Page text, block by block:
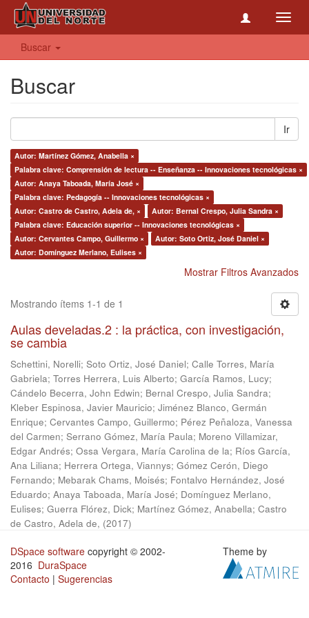
Buscar
Buscar
Ir
Autor: Martínez Gómez, Anabella ×
Palabra clave: Comprensión de lectura -- Enseñanza -- Innovaciones tecnológicas ×
Autor: Anaya Taboada, María José ×
Palabra clave: Pedagogía -- Innovaciones tecnológicas ×
Autor: Castro de Castro, Adela de, ×
Autor: Bernal Crespo, Julia Sandra ×
Palabra clave: Educación superior -- Innovaciones tecnológicas ×
Autor: Cervantes Campo, Guillermo ×
Autor: Soto Ortiz, José Daniel ×
Autor: Domínguez Merlano, Eulises ×
Mostrar Filtros Avanzados
Mostrando ítems 1-1 de 1
Aulas develadas.2 : la práctica, con investigación,
se cambia
Schettini, Norelli; Soto Ortiz, José Daniel; Calle Torres, María
Gabriela; Torres Herrera, Luis Alberto; García Ramos, Lucy;
Cándelo Becerra, John Edwin; Bernal Crespo, Julia Sandra;
Kleber Espinosa, Javier Mauricio; Jiménez Blanco, Germán
Enrique; Cervantes Campo, Guillermo; Pérez Peñaloza, Vanessa
del Carmen; Serrano Gómez, María Paula; Moreno Villamizar,
Edgar Andrés; Ossa Vergara, María Carolina de la; Ríos García,
Ana Liliana; Herrera Ortega, Viannys; Gómez Cerón, Diego
Fernando; Mebarak Chams, Moisés; Fontalvo Hernández, José
Eduardo; Anaya Taboada, María José; Domínguez Merlano,
Eulises; Guerra Flórez, Dick; Martínez Gómez, Anabella; Castro
de Castro, Adela de, (2017)
DSpace software copyright © 2002-
2016 DuraSpace
Contacto | Sugerencias
Theme by